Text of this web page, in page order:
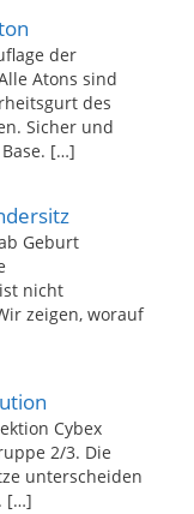
der
Atons sind
des
Sicher und
[…]
Geburt
nicht
zeigen, worauf
Cybex
2/3. Die
unterscheiden
[…]